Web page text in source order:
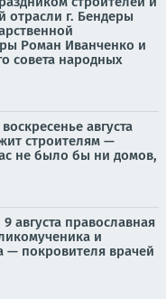
отрасли г. Бендеры
Роман Иванченко и
совета народных
августа
строителям —
не было бы ни домов,
августа православная
и
— покровителя врачей